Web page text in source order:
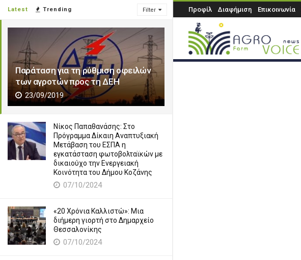
Latest Trending Filter
Παράταση για τη ρύθμιση οφειλών
των αγροτών προς τη ΔΕΗ
23/09/2019
Νίκος Παπαθανάσης: Στο
Πρόγραμμα Δίκαιη Αναπτυξιακή
Μετάβαση του ΕΣΠΑ η
εγκατάσταση φωτοβολταϊκών με
δικαιούχο την Ενεργειακή
Κοινότητα του Δήμου Κοζάνης
07/10/2024
«20 Χρόνια Καλλιστώ»: Μια
διήμερη γιορτή στο Δημαρχείο
Θεσσαλονίκης
07/10/2024
Προφίλ Διαφήμιση Επικοινωνία